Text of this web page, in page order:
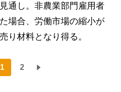
通し。非農業部門雇用者
場合、労働市場の縮小が
り材料となり得る。
1 2